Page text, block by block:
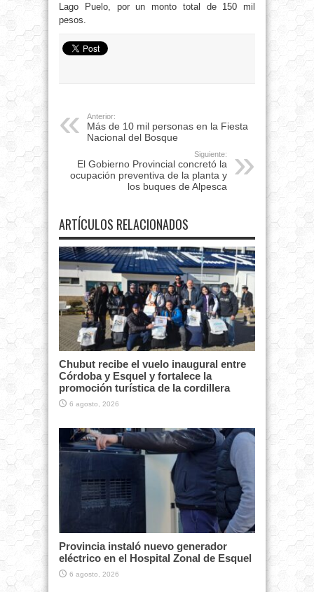
Lago Puelo, por un monto total de 150 mil
pesos.
Anterior:
Más de 10 mil personas en la Fiesta
Nacional del Bosque
Siguiente:
El Gobierno Provincial concretó la
ocupación preventiva de la planta y
los buques de Alpesca
ARTÍCULOS RELACIONADOS
Chubut recibe el vuelo inaugural entre
Córdoba y Esquel y fortalece la
promoción turística de la cordillera
6 agosto, 2026
Provincia instaló nuevo generador
eléctrico en el Hospital Zonal de Esquel
6 agosto, 2026